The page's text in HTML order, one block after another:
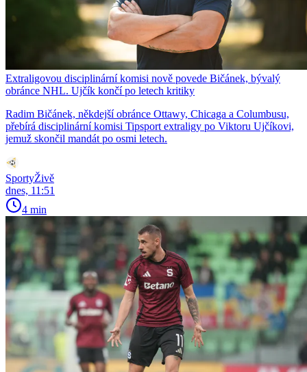
Extraligovou disciplinární komisi nově povede Bičánek, bývalý
obránce NHL. Ujčík končí po letech kritiky
Radim Bičánek, někdejší obránce Ottawy, Chicaga a Columbusu,
přebírá disciplinární komisi Tipsport extraligy po Viktoru Ujčíkovi,
jemuž skončil mandát po osmi letech.
SportyŽivě
dnes, 11:51
4 min